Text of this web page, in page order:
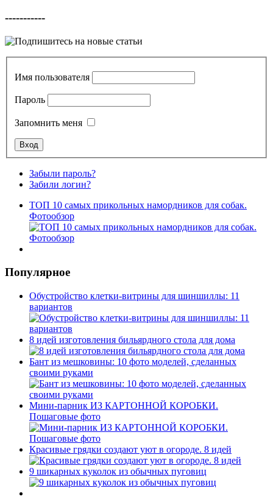
-----------
Имя пользователя
Пароль
Запомнить меня
Забыли пароль?
Забили логин?
ТОП 10 самых прикольных намордников для собак.
Фотообзор
Популярное
Обустройство клетки-витрины для шиншиллы: 11
вариантов
8 идей изготовления бильярдного стола для дома
Бант из мешковины: 10 фото моделей, сделанных
своими руками
Мини-парник ИЗ КАРТОННОЙ КОРОБКИ.
Пошаговые фото
Красивые грядки создают уют в огороде. 8 идей
9 шикарных куколок из обычных пуговиц